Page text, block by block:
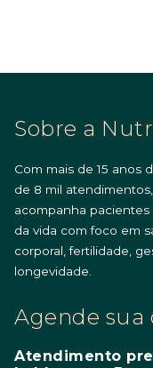
Sobre a
Com mais de 15 anos
de 8 mil
acompanha
da vida com foco em
corporal, fertilidade,
longevidade.
Agende sua
Atendimento